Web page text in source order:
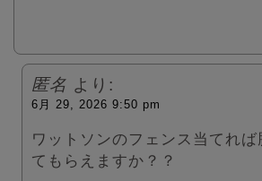
匿名 より:
6月 29, 2026 9:50 pm
ワットソンのフェンス当てれば
てもらえますか？？